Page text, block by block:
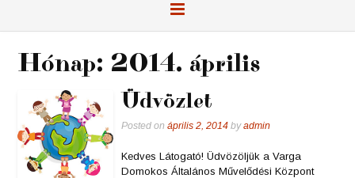
Hónap: 2014. április
Üdvözlet
Posted onáprilis 2, 2014 byadmin
Kedves Látogató! Üdvözöljük a Varga
Domokos Általános Művelődési Központ